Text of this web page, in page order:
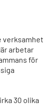
verksamhet
arbetar
för
30 olika